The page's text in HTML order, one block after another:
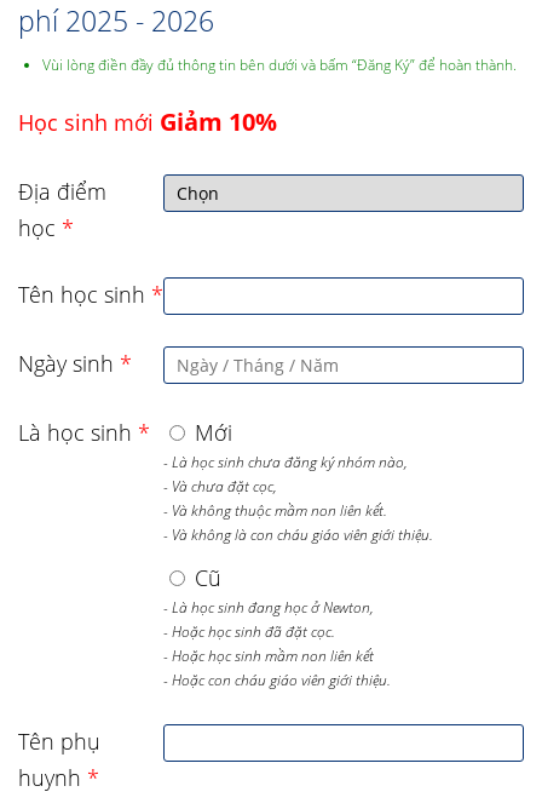
phí 2025 - 2026
Vùi lòng điền đầy đủ thông tin bên dưới và bấm “Đăng Ký” để hoàn thành.
Học sinh mới Giảm 10%
Địa điểm
học *
Tên học sinh *
Ngày sinh *
Là học sinh * Mới
- Là học sinh chưa đăng ký nhóm nào,
- Và chưa đặt cọc,
- Và không thuộc mầm non liên kết.
- Và không là con cháu giáo viên giới thiệu.
Cũ
- Là học sinh đang học ở Newton,
- Hoặc học sinh đã đặt cọc.
- Hoặc học sinh mầm non liên kết
- Hoặc con cháu giáo viên giới thiệu.
Tên phụ
huynh *